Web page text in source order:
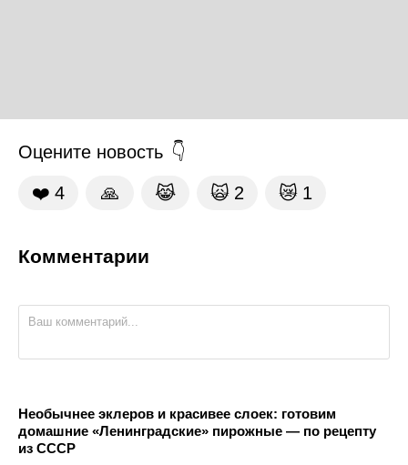
Оцените новость
❤️ 4 🙏 😹 🙀 2 😿 1
Комментарии
Необычнее эклеров и красивее слоек: готовим
домашние «Ленинградские» пирожные — по рецепту
из СССР